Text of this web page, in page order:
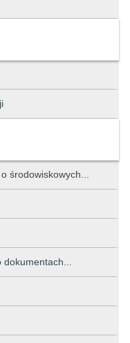
środowiskowych...